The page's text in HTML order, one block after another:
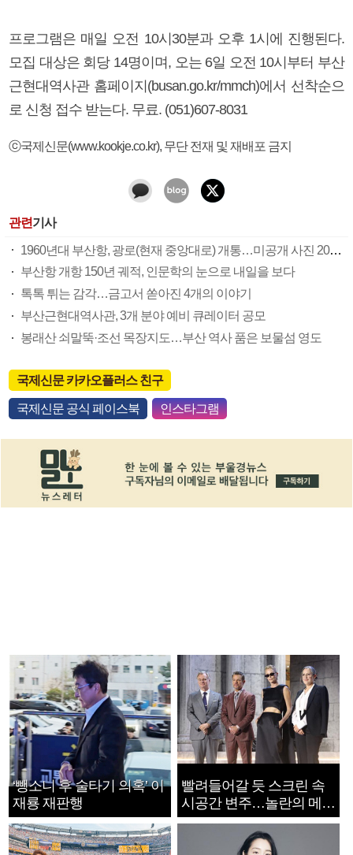
프로그램은 매일 오전 10시30분과 오후 1시에 진행된다.
모집 대상은 회당 14명이며, 오는 6일 오전 10시부터 부산
근현대역사관 홈페이지(busan.go.kr/mmch)에서 선착순으
로 신청 접수 받는다. 무료. (051)607-8031
ⓒ국제신문(www.kookje.co.kr), 무단 전재 및 재배포 금지
관련기사
1960년대 부산항, 광로(현재 중앙대로) 개통…미공개 사진 2000점 발굴
부산항 개항 150년 궤적, 인문학의 눈으로 내일을 보다
톡톡 튀는 감각…금고서 쏟아진 4개의 이야기
부산근현대역사관, 3개 분야 예비 큐레이터 공모
봉래산 쇠말뚝·조선 목장지도…부산 역사 품은 보물섬 영도
국제신문 카카오플러스 친구
국제신문 공식 페이스북 인스타그램
‘뺑소니 후 술타기 의혹’ 이
재룡 재판행
빨려들어갈 듯 스크린 속
시공간 변주…놀란의 메시
지는 ‘전쟁 속죄’